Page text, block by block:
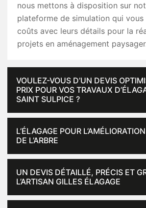
nous mettons à disposition sur
plateforme de simulation qui vous
coûts avec leurs détails pour la
projets en aménagement
VOULEZ-VOUS D’UN DEVIS
PRIX POUR VOS TRAVAUX
SAINT SULPICE ?
L’ÉLAGAGE POUR
DE L’ARBRE
UN DEVIS DÉTAILLÉ, PRÉCIS ET
L’ARTISAN GILLES ÉLAGAGE